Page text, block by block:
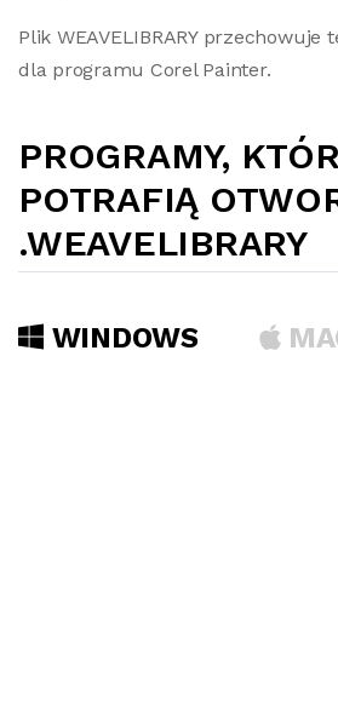
Plik WEAVELIBRARY
dla programu Corel Painter.
PROGRAMY,
POTRAFIĄ
.WEAVELIBRARY
WINDOWS